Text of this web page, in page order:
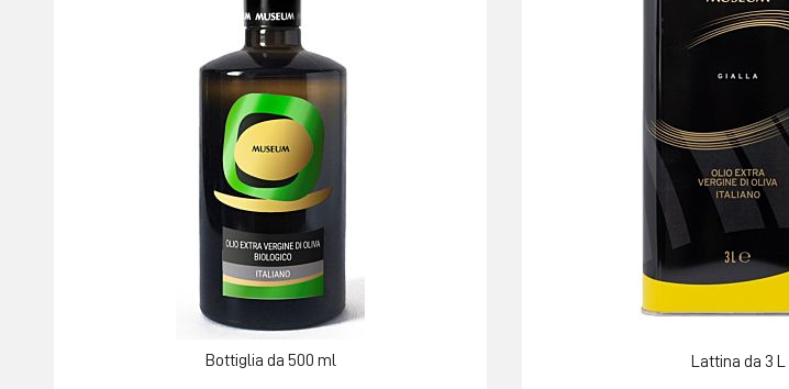
Bottiglia da 500 ml Lattina da 3 L